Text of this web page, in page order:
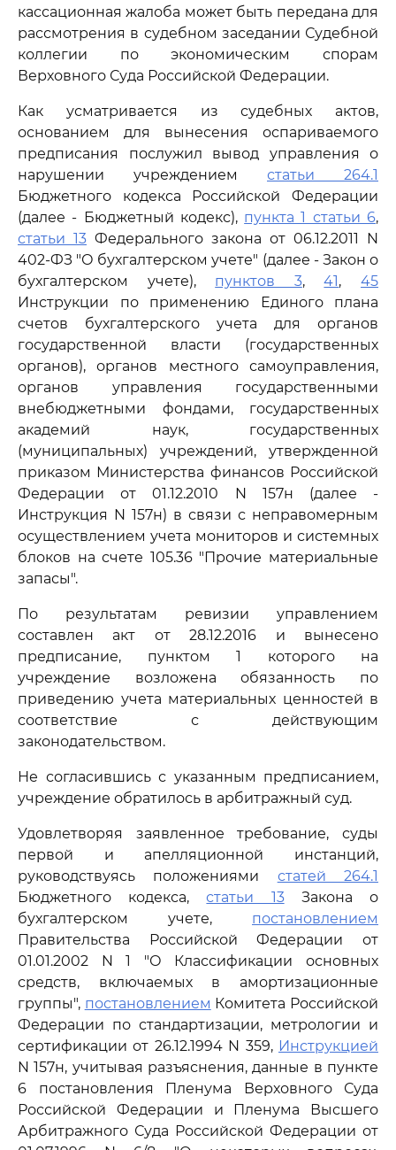
кассационная жалоба может быть передана для
рассмотрения в судебном заседании Судебной
коллегии по экономическим спорам
Верховного Суда Российской Федерации.
Как усматривается из судебных актов,
основанием для вынесения оспариваемого
предписания послужил вывод управления о
нарушении учреждением статьи 264.1
Бюджетного кодекса Российской Федерации
(далее - Бюджетный кодекс), пункта 1 статьи 6,
статьи 13 Федерального закона от 06.12.2011 N
402-ФЗ "О бухгалтерском учете" (далее - Закон о
бухгалтерском учете), пунктов 3,41,45
Инструкции по применению Единого плана
счетов бухгалтерского учета для органов
государственной власти (государственных
органов), органов местного самоуправления,
органов управления государственными
внебюджетными фондами, государственных
академий наук, государственных
(муниципальных) учреждений, утвержденной
приказом Министерства финансов Российской
Федерации от 01.12.2010 N 157н (далее -
Инструкция N 157н) в связи с неправомерным
осуществлением учета мониторов и системных
блоков на счете 105.36 "Прочие материальные
запасы".
По результатам ревизии управлением
составлен акт от 28.12.2016 и вынесено
предписание, пунктом 1 которого на
учреждение возложена обязанность по
приведению учета материальных ценностей в
соответствие с действующим
законодательством.
Не согласившись с указанным предписанием,
учреждение обратилось в арбитражный суд.
Удовлетворяя заявленное требование, суды
первой и апелляционной инстанций,
руководствуясь положениями статей 264.1
Бюджетного кодекса,статьи 13Закона о
бухгалтерском учете, постановлением
Правительства Российской Федерации от
01.01.2002 N 1 "О Классификации основных
средств, включаемых в амортизационные
группы", постановлением Комитета Российской
Федерации по стандартизации, метрологии и
сертификации от 26.12.1994 N 359, Инструкцией
N 157н, учитывая разъяснения, данные в пункте
6 постановления Пленума Верховного Суда
Российской Федерации и Пленума Высшего
Арбитражного Суда Российской Федерации от